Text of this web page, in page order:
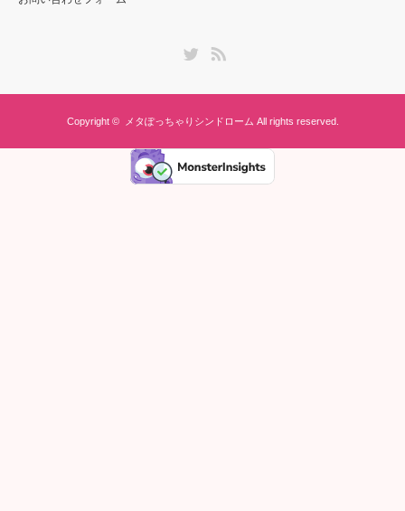
Copyright © メタぽっちゃりシンドローム All rights reserved.